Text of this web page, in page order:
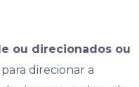
ou direcionados ou
direcionar a